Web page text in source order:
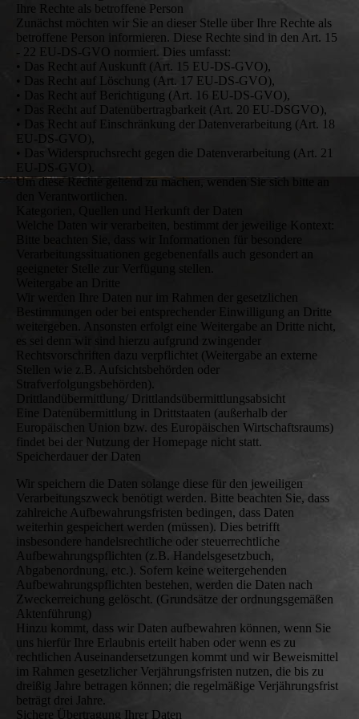
Ihre Rechte als betroffene Person
Zunächst möchten wir Sie an dieser Stelle über Ihre Rechte als
betroffene Person informieren. Diese Rechte sind in den Art. 15
- 22 EU-DS-GVO normiert. Dies umfasst:
• Das Recht auf Auskunft (Art. 15 EU-DS-GVO),
• Das Recht auf Löschung (Art. 17 EU-DS-GVO),
• Das Recht auf Berichtigung (Art. 16 EU-DS-GVO),
• Das Recht auf Datenübertragbarkeit (Art. 20 EU-DSGVO),
• Das Recht auf Einschränkung der Datenverarbeitung (Art. 18
EU-DS-GVO),
• Das Widerspruchsrecht gegen die Datenverarbeitung (Art. 21
EU-DS-GVO).
Um diese Rechte geltend zu machen, wenden Sie sich bitte an
Welche Daten wir verarbeiten, bestimmt der jeweilige Kontext:
Bitte beachten Sie, dass wir Informationen für besondere
Verarbeitungssituationen gegebenenfalls auch gesondert an
Wir werden Ihre Daten nur im Rahmen der gesetzlichen
Bestimmungen oder bei entsprechender Einwilligung an Dritte
weitergeben. Ansonsten erfolgt eine Weitergabe an Dritte nicht,
es sei denn wir sind hierzu aufgrund zwingender
Rechtsvorschriften dazu verpflichtet (Weitergabe an externe
Stellen wie z.B. Aufsichtsbehörden oder
Strafverfolgungsbehörden).
Drittlandübermittlung/ Drittlandsübermittlungsabsicht
Eine Datenübermittlung in Drittstaaten (außerhalb der
Europäischen Union bzw. des Europäischen Wirtschaftsraums)
findet bei der Nutzung der Homepage nicht statt.
Speicherdauer der Daten
Wir speichern die Daten solange diese für den jeweiligen
Verarbeitungszweck benötigt werden. Bitte beachten Sie, dass
zahlreiche Aufbewahrungsfristen bedingen, dass Daten
weiterhin gespeichert werden (müssen). Dies betrifft
insbesondere handelsrechtliche oder steuerrechtliche
Aufbewahrungspflichten (z.B. Handelsgesetzbuch,
Abgabenordnung, etc.). Sofern keine weitergehenden
Aufbewahrungspflichten bestehen, werden die Daten nach
Zweckerreichung gelöscht. (Grundsätze der ordnungsgemäßen
Aktenführung)
Hinzu kommt, dass wir Daten aufbewahren können, wenn Sie
uns hierfür Ihre Erlaubnis erteilt haben oder wenn es zu
rechtlichen Auseinandersetzungen kommt und wir Beweismittel
im Rahmen gesetzlicher Verjährungsfristen nutzen, die bis zu
dreißig Jahre betragen können; die regelmäßige Verjährungsfrist
beträgt drei Jahre.
Sichere Übertragung Ihrer Daten